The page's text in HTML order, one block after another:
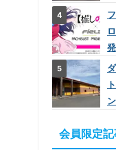
会員限定